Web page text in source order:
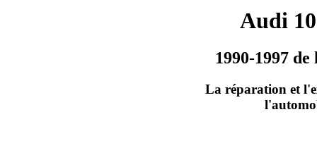
Audi
1990-1997
La réparation et